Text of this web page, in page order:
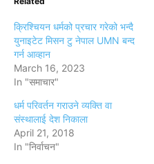
क्रिश्चियन धर्मको प्रचार गरेको भन्दै
युनाइटेट मिसन टु नेपाल UMN बन्द
गर्न आव्हान
March 16, 2023
In "समाचार"
धर्म परिवर्तन गराउने व्यक्ति वा
संस्थालाई देश निकाला
April 21, 2018
In "निर्वाचन"